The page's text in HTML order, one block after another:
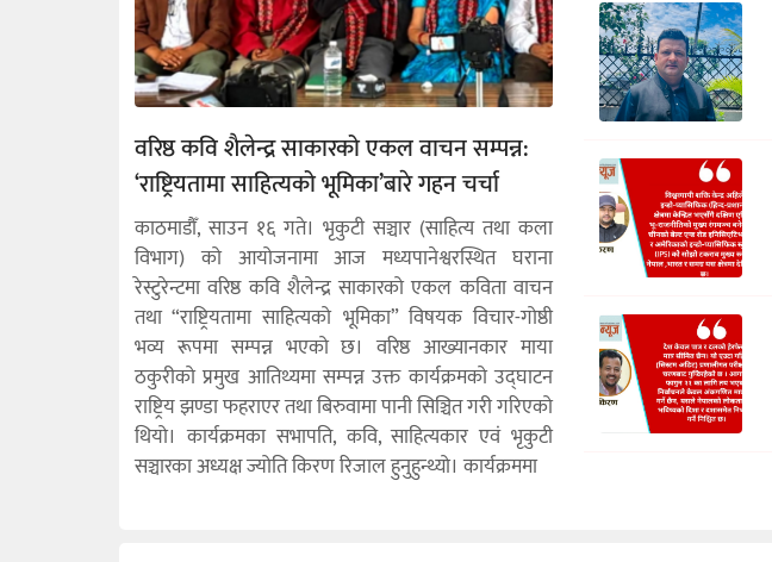
वरिष्ठ कवि शैलेन्द्र साकारको एकल वाचन सम्पन्न:
‘राष्ट्रियतामा साहित्यको भूमिका’बारे गहन चर्चा
काठमाडौँ, साउन १६ गते। भृकुटी सञ्चार (साहित्य तथा कला
विभाग) को आयोजनामा आज मध्यपानेश्वरस्थित घराना
रेस्टुरेन्टमा वरिष्ठ कवि शैलेन्द्र साकारको एकल कविता वाचन
तथा “राष्ट्रियतामा साहित्यको भूमिका” विषयक विचार-गोष्ठी
भव्य रूपमा सम्पन्न भएको छ। वरिष्ठ आख्यानकार माया
ठकुरीको प्रमुख आतिथ्यमा सम्पन्न उक्त कार्यक्रमको उद्घाटन
राष्ट्रिय झण्डा फहराएर तथा बिरुवामा पानी सिञ्चित गरी गरिएको
थियो। कार्यक्रमका सभापति, कवि, साहित्यकार एवं भृकुटी
सञ्चारका अध्यक्ष ज्योति किरण रिजाल हुनुहुन्थ्यो। कार्यक्रममा